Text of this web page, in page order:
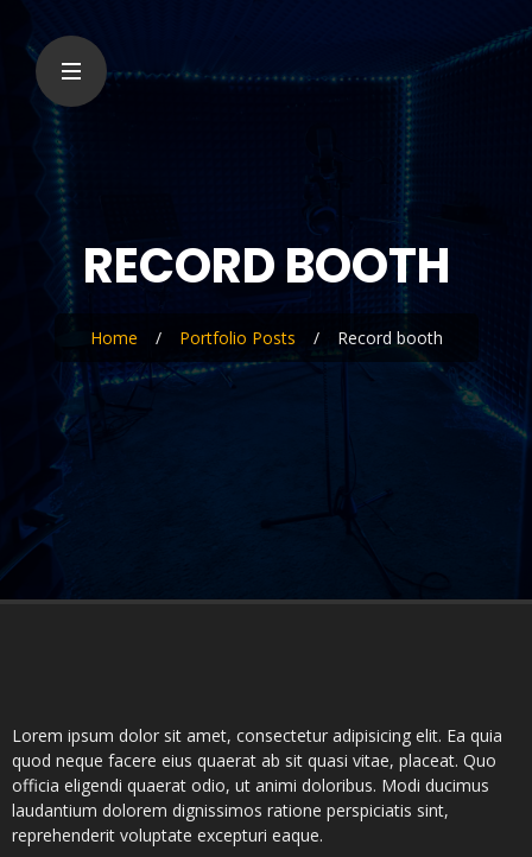
RECORD BOOTH
Home / Portfolio Posts / Record booth
Lorem ipsum dolor sit amet, consectetur adipisicing elit. Ea quia
quod neque facere eius quaerat ab sit quasi vitae, placeat. Quo
officia eligendi quaerat odio, ut animi doloribus. Modi ducimus
laudantium dolorem dignissimos ratione perspiciatis sint,
reprehenderit voluptate excepturi eaque.